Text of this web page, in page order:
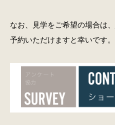
なお、見学をご希望の場合は、
予約いただけますと幸いです。